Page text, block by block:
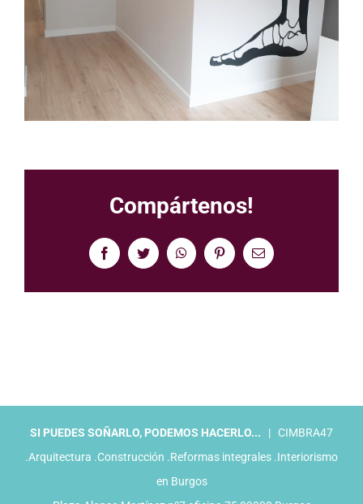
Compártenos!
FacebookTwitterWhatsAppPinterestCorreo
electrónico
SI PUEDES SOÑARLO, PODEMOS HACERLO...
| CIMBRA47
.Arquitectura .Construcción .Reformas integrales .Interiorismo
en Burgos